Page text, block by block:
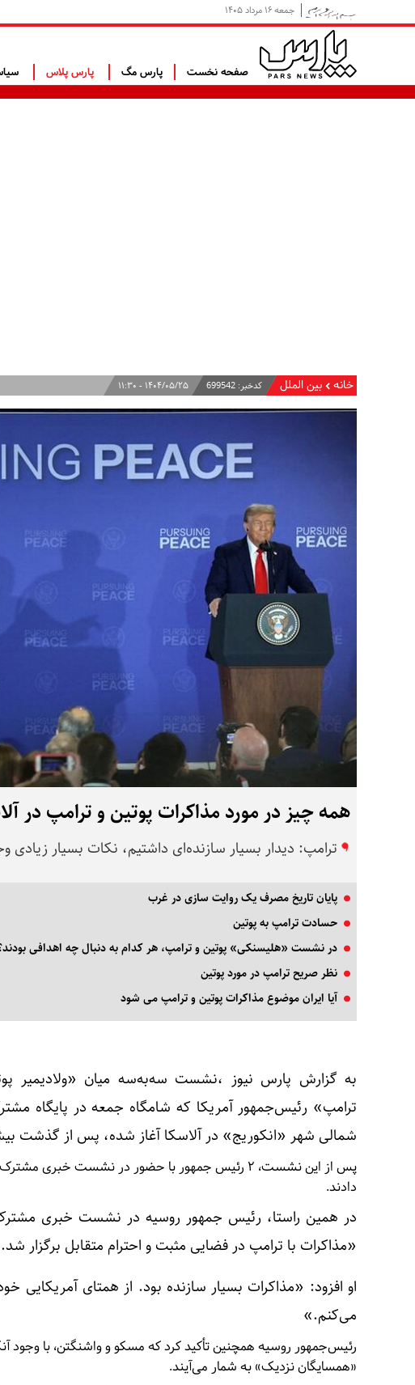
جمعه ۱۶ مرداد ۱۴۰۵
صفحه نخست پارس مگ پارس پلاس
خانه بین الملل کدخبر:699542 ۱۴۰۴/۰۵/۲۵ - ۱۱:۳۰
همه چیز در مورد مذاکرات پوتین و ترامپ در
ترامپ: دیدار بسیار سازنده‌ای داشتیم، نکات بسیار
پایان تاریخ مصرف یک روایت سازی در غرب
حسادت ترامپ به پوتین
در نشست «هلیسنکی» پوتین و ترامپ، هر کدام به دنبال چه اهدافی
نظر صریح ترامپ در مورد پوتین
آیا ایران موضوع مذاکرات پوتین و ترامپ می شود
به گزارش پارس نیوز ،‌نشست سه‌به‌سه میان «ولادیمیر
ترامپ» رئیس‌جمهور آمریکا که شامگاه جمعه در پایگاه
شمالی شهر «انکوریج» در آلاسکا آغاز شده، پس از گذشت بیش از ۲ ساعت و نیم،
پس از این نشست، ۲ رئیس جمهور با حضور در نشست خبری
دادند.
در همین راستا، رئیس جمهور روسیه در نشست خبری
«مذاکرات با ترامپ در فضایی مثبت و احترام متقابل برگزار
او افزود: «مذاکرات بسیار سازنده بود. از همتای آمریکایی
می‌کنم.»
رئیس‌جمهور روسیه همچنین تأکید کرد که مسکو و واشنگتن، با وجود
«همسایگان نزدیک» به شمار می‌آیند.